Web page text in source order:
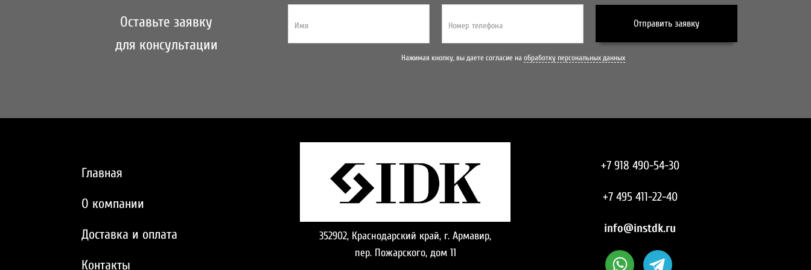
Оставьте заявку
для консультации
Имя Номер телефона Отправить заявку
Нажимая кнопку, вы даете согласие на обработку персональных данных
Главная
О компании
Доставка и оплата
Контакты
352902, Краснодарский край, г. Армавир,
пер. Пожарского, дом 11
+7 918 490-54-30
+7 495 411-22-40
info@instdk.ru